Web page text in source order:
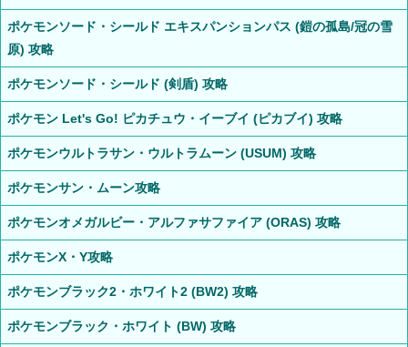
ポケモンソード・シールド エキスパンションパス (鎧の孤島/冠の雪
原) 攻略
ポケモンソード・シールド (剣盾) 攻略
ポケモン Let's Go! ピカチュウ・イーブイ (ピカブイ) 攻略
ポケモンウルトラサン・ウルトラムーン (USUM) 攻略
ポケモンサン・ムーン攻略
ポケモンオメガルビー・アルファサファイア (ORAS) 攻略
ポケモンX・Y攻略
ポケモンブラック2・ホワイト2 (BW2) 攻略
ポケモンブラック・ホワイト (BW) 攻略